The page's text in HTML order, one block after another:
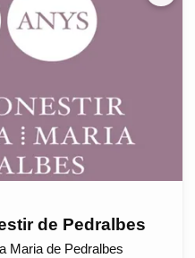
de Pedralbes
Maria de Pedralbes